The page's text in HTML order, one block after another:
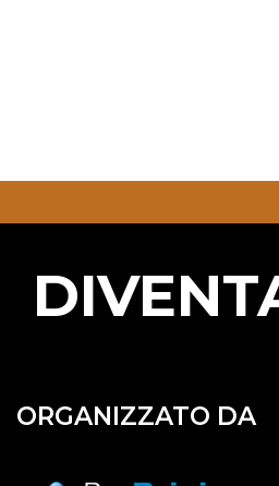
ORGANIZZATO DA